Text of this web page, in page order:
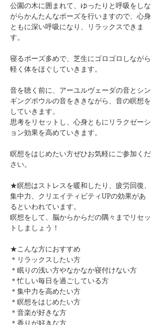
公園の木に囲まれて、ゆったりと呼吸をしな
がらかんたんなポーズを行いますので、心身
ともに深い呼吸になり、リラックスできま
す。
寝るポーズ多めで、芝生にゴロゴロしながら
軽く体をほぐしていきます。
音を聴く前に、アーユルヴェーダの音とシン
ギングボウルの音をききながら、音の瞑想を
していきます。
思考をリセットし、心身ともにリラクゼーシ
ョン効果を高めていきます。
瞑想をはじめたい方ぜひお気軽にご参加くだ
さい。
★瞑想はストレスを暖和したり、疲労回復、
集中力、クリエイティビティUPの効果があ
るといわれています。
瞑想をして、脳からからだの隅々までリセッ
トしましょう！
★こんな方におすすめ
＊リラックスしたい方
＊眠りの浅い方やなかなか寝付けない方
＊忙しい毎日を過ごしている方
＊集中力を高めたい方
＊瞑想をはじめたい方
​＊音楽が好きな方
​＊香りが好きな方